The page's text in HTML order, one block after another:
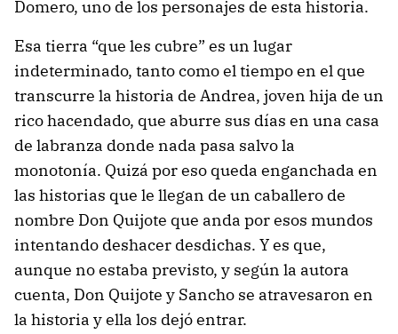
Domero, uno de los personajes de esta historia.
Esa tierra “que les cubre” es un lugar
indeterminado, tanto como el tiempo en el que
transcurre la historia de Andrea, joven hija de un
rico hacendado, que aburre sus días en una casa
de labranza donde nada pasa salvo la
monotonía. Quizá por eso queda enganchada en
las historias que le llegan de un caballero de
nombre Don Quijote que anda por esos mundos
intentando deshacer desdichas. Y es que,
aunque no estaba previsto, y según la autora
cuenta, Don Quijote y Sancho se atravesaron en
la historia y ella los dejó entrar.